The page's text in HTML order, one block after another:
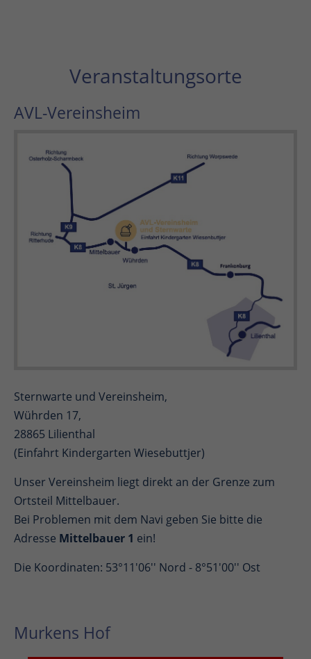
Veranstaltungsorte
AVL-Vereinsheim
Sternwarte und Vereinsheim,
Wührden 17,
28865 Lilienthal
(Einfahrt Kindergarten Wiesebuttjer)
Unser Vereinsheim liegt direkt an der Grenze zum
Ortsteil Mittelbauer.
Bei Problemen mit dem Navi geben Sie bitte die
Adresse Mittelbauer 1 ein!
Die Koordinaten: 53°11'06'' Nord - 8°51'00'' Ost
Murkens Hof